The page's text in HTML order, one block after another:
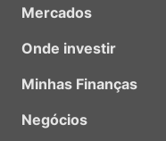
Mercados
Onde investir
Minhas Finanças
Negócios